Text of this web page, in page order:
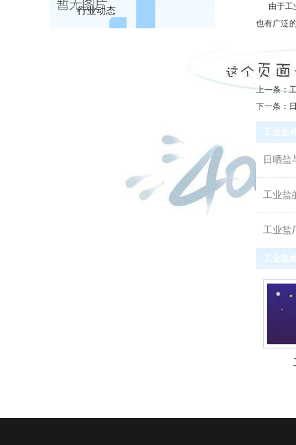
行业动态
由于工
也有广泛
上一条：
下一条：
工业盐
日晒盐
工业
工业
工业盐